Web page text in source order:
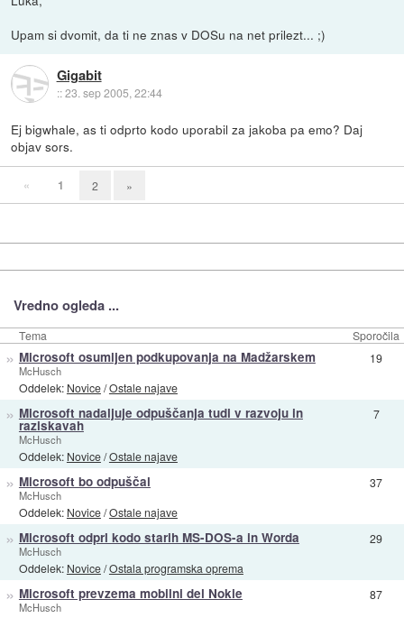
Upam si dvomit, da ti ne znas v DOSu na net prilezt... ;)
Gigabit
::23. sep 2005, 22:44
Ej bigwhale, as ti odprto kodo uporabil za jakoba pa emo? Daj
objav sors.
« 1 2 »
Vredno ogleda ...
Tema Sporočila
» Microsoft osumljen podkupovanja na Madžarskem
McHusch
Oddelek: Novice/Ostale najave
19
» Microsoft nadaljuje odpuščanja tudi v razvoju in
raziskavah
McHusch
Oddelek: Novice/Ostale najave
7
» Microsoft bo odpuščal
McHusch
Oddelek: Novice/Ostale najave
37
» Microsoft odprl kodo starih MS-DOS-a in Worda
McHusch
Oddelek: Novice/Ostala programska oprema
29
» Microsoft prevzema mobilni del Nokie
McHusch
87